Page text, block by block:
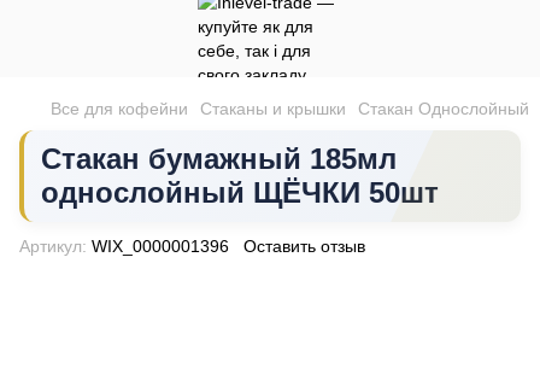
Все для кофейни Стаканы и крышки Стакан Однослойный
Стакан бумажный 185мл
однослойный ЩЁЧКИ 50шт
Артикул: WIX_0000001396 Оставить отзыв